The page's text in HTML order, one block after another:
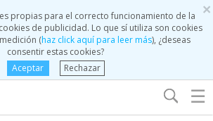
×
propias para el correcto funcionamiento de la
de publicidad. Lo que sí utiliza son cookies
(haz click aquí para leer más), ¿deseas
consentir estas cookies?
Aceptar
Rechazar
☰